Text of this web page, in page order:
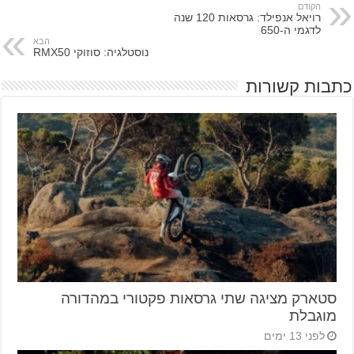
הקודם
רויאל אנפילד: גרסאות 120 שנה
לדגמי ה-650
הבא
נוסטלגיה: סוזוקי RMX50
כתבות קשורות
סטארק מציגה שתי גרסאות פקטורי במהדורה
מוגבלת
לפני 13 ימים